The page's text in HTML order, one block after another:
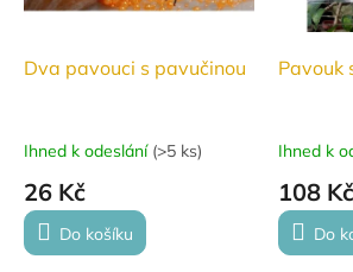
Dva pavouci s pavučinou
Ihned k odeslání (>5 ks)
26 Kč
Do košíku
Pavouk
Ihned k
108 Kč
Do